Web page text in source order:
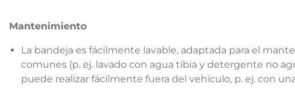
Mantenimiento
La bandeja es fácilmente lavable, adaptada para el
comunes (p. ej. lavado con agua tibia y detergente no
puede realizar fácilmente fuera del vehículo, p. ej. con